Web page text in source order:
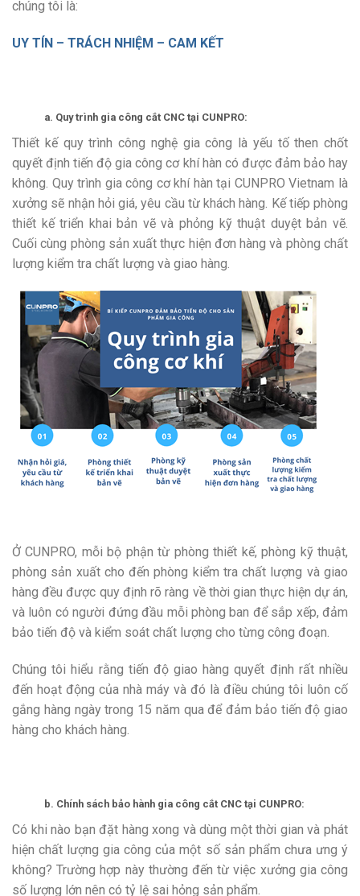
chúng tôi là:
UY TÍN – TRÁCH NHIỆM – CAM KẾT
a. Quy trình gia công cắt CNC tại CUNPRO:
Thiết kế quy trình công nghệ gia công là yếu tố then chốt
quyết định tiến độ gia công cơ khí hàn có được đảm bảo hay
không. Quy trình gia công cơ khí hàn tại CUNPRO Vietnam là
xưởng sẽ nhận hỏi giá, yêu cầu từ khách hàng. Kế tiếp phòng
thiết kế triển khai bản vẽ và phỏng kỹ thuật duyệt bản vẽ.
Cuối cùng phòng sản xuất thực hiện đơn hàng và phòng chất
lượng kiểm tra chất lượng và giao hàng.
Ở CUNPRO, mỗi bộ phận từ phòng thiết kế, phòng kỹ thuật,
phòng sản xuất cho đến phòng kiểm tra chất lượng và giao
hàng đều được quy định rõ ràng về thời gian thực hiện dự án,
và luôn có người đứng đầu mỗi phòng ban để sắp xếp, đảm
bảo tiến độ và kiểm soát chất lượng cho từng công đoạn.
Chúng tôi hiểu rằng tiến độ giao hàng quyết định rất nhiều
đến hoạt động của nhà máy và đó là điều chúng tôi luôn cố
gắng hàng ngày trong 15 năm qua để đảm bảo tiến độ giao
hàng cho khách hàng.
b. Chính sách bảo hành gia công cắt CNC tại CUNPRO:
Có khi nào bạn đặt hàng xong và dùng một thời gian và phát
hiện chất lượng gia công của một số sản phẩm chưa ưng ý
không? Trường hợp này thường đến từ việc xưởng gia công
số lượng lớn nên có tỷ lệ sai hỏng sản phẩm.